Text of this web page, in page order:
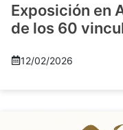
Exposición en
de los 60
12/02/2026